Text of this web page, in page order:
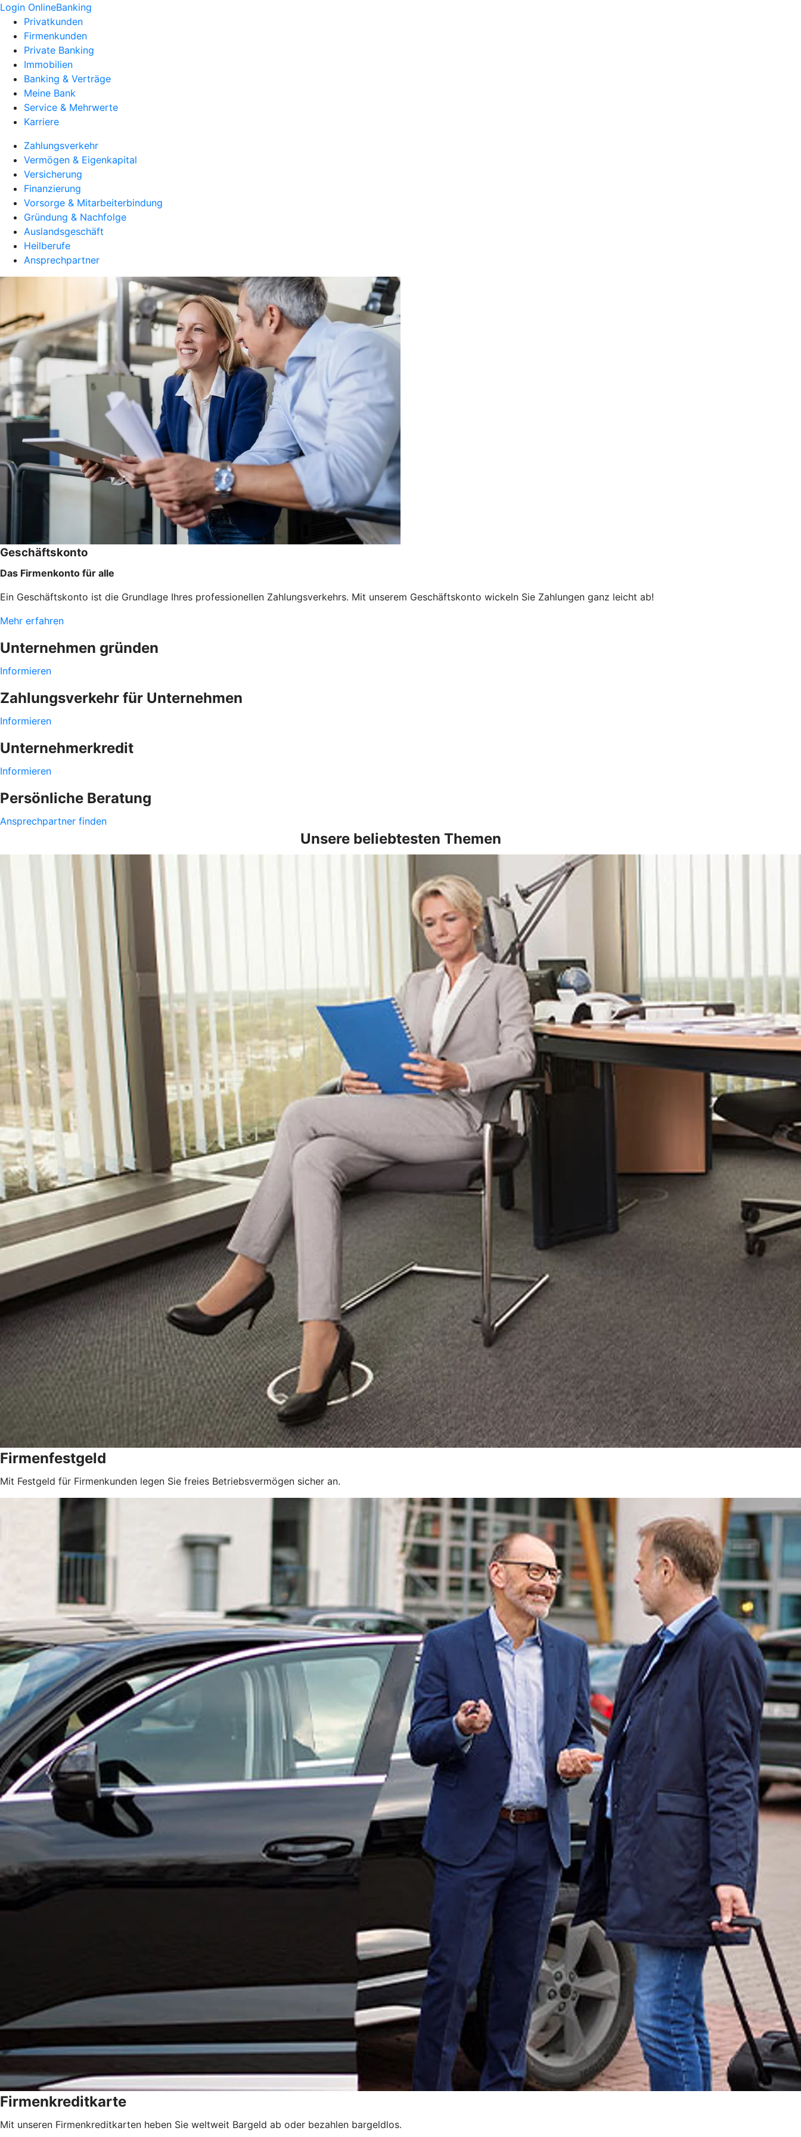
Login OnlineBanking
Privatkunden
Firmenkunden
Private Banking
Immobilien
Banking & Verträge
Meine Bank
Service & Mehrwerte
Karriere
Zahlungsverkehr
Vermögen & Eigenkapital
Versicherung
Finanzierung
Vorsorge & Mitarbeiterbindung
Gründung & Nachfolge
Auslandsgeschäft
Heilberufe
Ansprechpartner
Geschäftskonto
Das Firmenkonto für alle
Ein Geschäftskonto ist die Grundlage Ihres professionellen Zahlungsverkehrs. Mit unserem Geschäftskonto wickeln Sie Zahlungen ganz leicht ab!
Mehr erfahren
Unternehmen gründen
Informieren
Zahlungsverkehr für Unternehmen
Informieren
Unternehmerkredit
Informieren
Persönliche Beratung
Ansprechpartner finden
Unsere beliebtesten Themen
Firmenfestgeld
Mit Festgeld für Firmenkunden legen Sie freies Betriebsvermögen sicher an.
Firmenkreditkarte
Mit unseren Firmenkreditkarten heben Sie weltweit Bargeld ab oder bezahlen bargeldlos.